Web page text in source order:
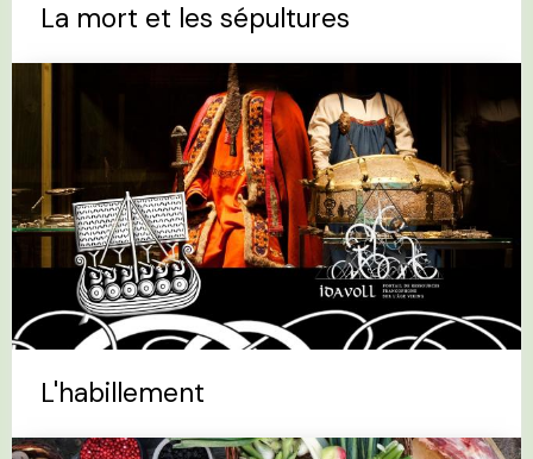
La mort et les sépultures
L'habillement